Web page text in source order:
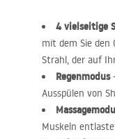
4 vielseitige
mit dem Sie den
Strahl, der auf
Regenmodus
Ausspülen von
Muskeln